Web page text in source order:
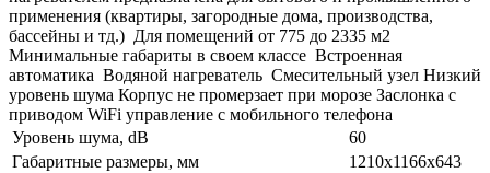
применения (квартиры, загородные дома, производства,
бассейны и тд.) Для помещений от 775 до 2335 м2
Минимальные габариты в своем классе Встроенная
автоматика Водяной нагреватель Смесительный узел Низкий
уровень шума Корпус не промерзает при морозе Заслонка с
приводом WiFi управление с мобильного телефона
Уровень шума, dB
60
Габаритные размеры, мм
1210х1166х643